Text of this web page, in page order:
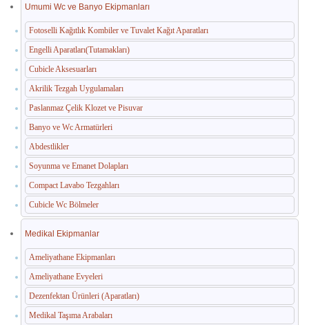
Umumi Wc ve Banyo Ekipmanları
Fotoselli Kağıtlık Kombiler ve Tuvalet Kağıt Aparatları
Engelli Aparatları(Tutamakları)
Cubicle Aksesuarları
Akrilik Tezgah Uygulamaları
Paslanmaz Çelik Klozet ve Pisuvar
Banyo ve Wc Armatürleri
Abdestlikler
Soyunma ve Emanet Dolapları
Compact Lavabo Tezgahları
Cubicle Wc Bölmeler
Medikal Ekipmanlar
Ameliyathane Ekipmanları
Ameliyathane Evyeleri
Dezenfektan Ürünleri (Aparatları)
Medikal Taşıma Arabaları